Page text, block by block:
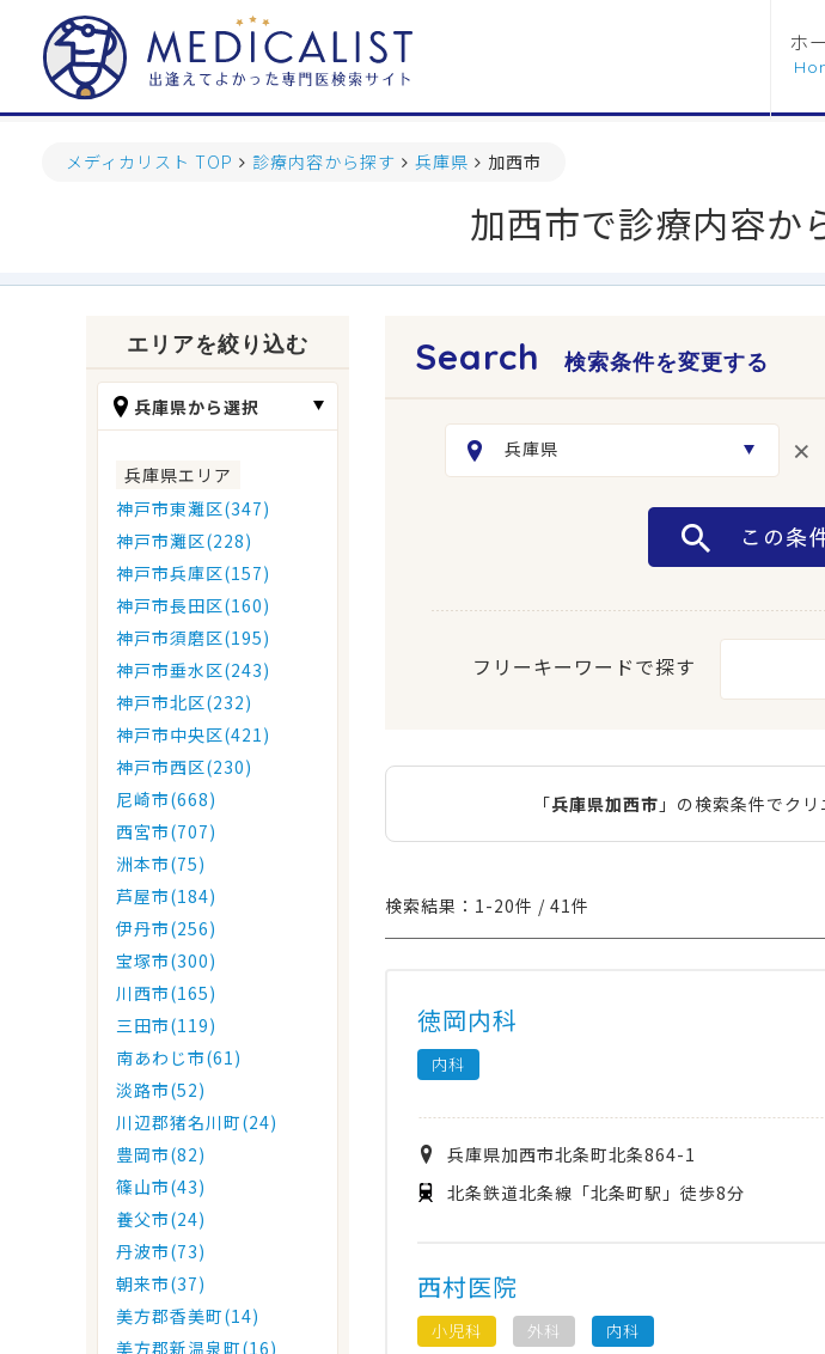
ホ
メディカリスト TOP 診療内容から探す 兵庫県 加西市
加西市で診療内容か
エリアを絞り込む
兵庫県から選択
兵庫県エリア
神戸市東灘区(347)
神戸市灘区(228)
神戸市兵庫区(157)
神戸市長田区(160)
神戸市須磨区(195)
神戸市垂水区(243)
神戸市北区(232)
神戸市中央区(421)
神戸市西区(230)
尼崎市(668)
西宮市(707)
洲本市(75)
芦屋市(184)
伊丹市(256)
宝塚市(300)
川西市(165)
三田市(119)
南あわじ市(61)
淡路市(52)
川辺郡猪名川町(24)
豊岡市(82)
篠山市(43)
養父市(24)
丹波市(73)
朝来市(37)
美方郡香美町(14)
美方郡新温泉町(16)
検索条件を変更する
兵庫県
フリーキーワードで探す
「兵庫県加西市 」の検索条件でク
検索結果：1-20件 / 41件
徳岡内科
内科
兵庫県加西市北条町北条864-1
北条鉄道北条線「北条町駅」徒歩8分
西村医院
小児科 外科 内科